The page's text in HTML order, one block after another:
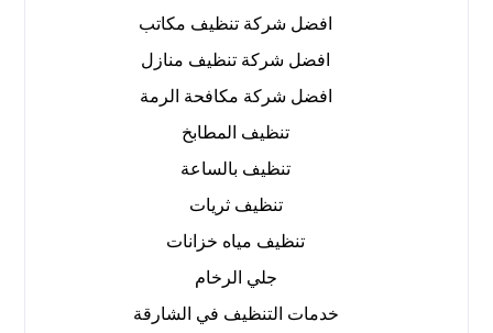
افضل شركة تنظيف مكاتب
افضل شركة تنظيف منازل
افضل شركة مكافحة الرمة
تنظيف المطابخ
تنظيف بالساعة
تنظيف ثريات
تنظيف مياه خزانات
جلي الرخام
خدمات التنظيف في الشارقة